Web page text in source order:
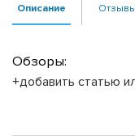
Описание Отзывы
Обзоры:
+добавить статью